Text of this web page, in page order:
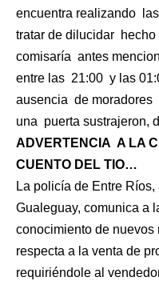
encuentra realizando
las
tratar de dilucidar
comisaría antes
entre las 21:00 y las
ausencia de moradores
una puerta sustrajeron,
ADVERTENCIA A LA
CUENTO DEL TIO…
La policía de Entre Ríos,
Gualeguay, comunica a
conocimiento de
respecta a la venta de
requiriéndole al